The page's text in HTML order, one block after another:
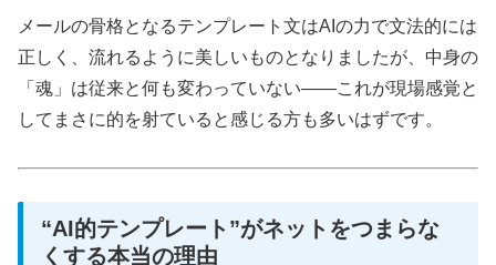
メールの骨格となるテンプレート文はAIの力で文法的には
正しく、流れるように美しいものとなりましたが、中身の
「魂」は従来と何も変わっていない——これが現場感覚と
してまさに的を射ていると感じる方も多いはずです。
“AI的テンプレート”がネットをつまらな
くする本当の理由